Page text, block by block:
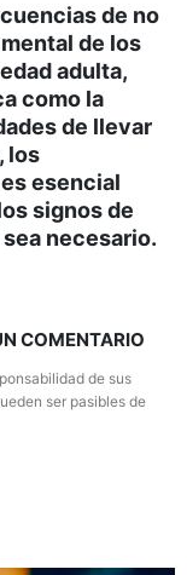
de no
de los
adulta,
como la
de llevar
los
esencial
signos de
necesario.
COMENTARIO
de sus
ser pasibles de